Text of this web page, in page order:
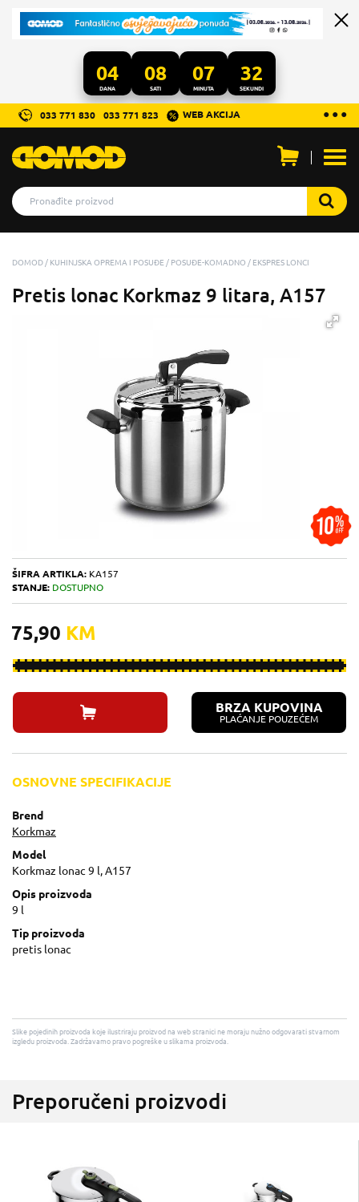
04
DANA
08
SATI
07
MINUTA
32
SEKUNDI
...
● ● ●
033 771 830 033 771 823 WEB AKCIJA
DOMOD KUHINJSKA OPREMA I POSUĐE POSUĐE-KOMADNO EKSPRES LONCI
Pretis lonac Korkmaz 9 litara, A157
ŠIFRA ARTIKLA: KA157
STANJE: DOSTUPNO
75,90 KM
BRZA KUPOVINA
PLAĆANJE POUZEĆEM
OSNOVNE SPECIFIKACIJE
Brend
Korkmaz
Model
Korkmaz lonac 9 l, A157
Opis proizvoda
9 l
Tip proizvoda
pretis lonac
Slike pojedinih proizvoda koje ilustriraju proizvod na web stranici ne moraju nužno odgovarati stvarnom
izgledu proizvoda. Zadržavamo pravo pogreške u slikama proizvoda.
Preporučeni proizvodi